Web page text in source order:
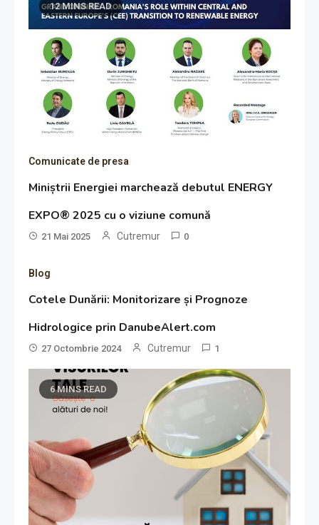
12 MINS READ
Comunicate de presa
Miniștrii Energiei marchează debutul ENERGY
EXPO® 2025 cu o viziune comună
21 Mai 2025 Cutremur 0
Blog
Cotele Dunării: Monitorizare și Prognoze
Hidrologice prin DanubeAlert.com
27 Octombrie 2024 Cutremur 1
6 MINS READ